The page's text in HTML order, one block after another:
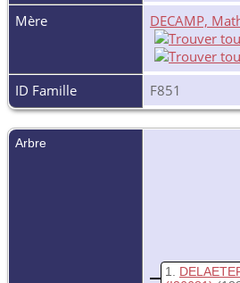
Mère
DECAMP,
ID Famille
F851
Arbre
1